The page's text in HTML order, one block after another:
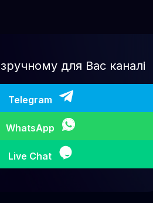
для Вас каналі
Telegram
WhatsApp
Live Chat